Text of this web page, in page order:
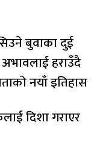
बुवाका दुई
अभावलाई हराउँदै
नयाँ इतिहास
दिशा गराएर